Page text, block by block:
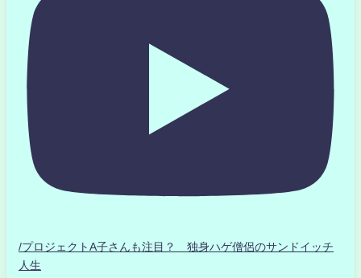
/プロジェクトA子さんも注目？ 独身ハゲ僧侶のサンドイッチ
人生